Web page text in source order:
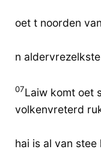
oet t noorden
n
07Laiw komt oet
volkenvreterd
hai is al van stee